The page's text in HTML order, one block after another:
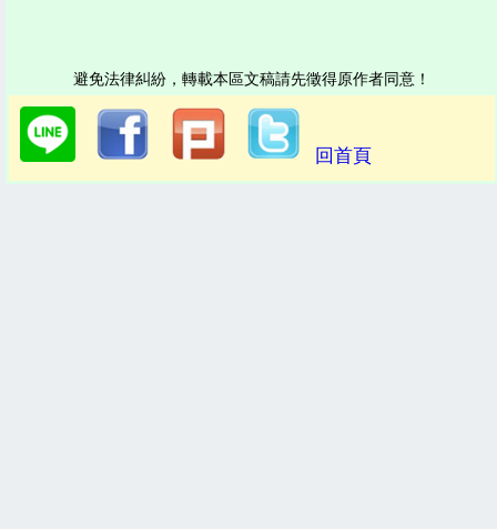
避免法律糾紛，轉載本區文稿請先徵得原作者同意！
回首頁